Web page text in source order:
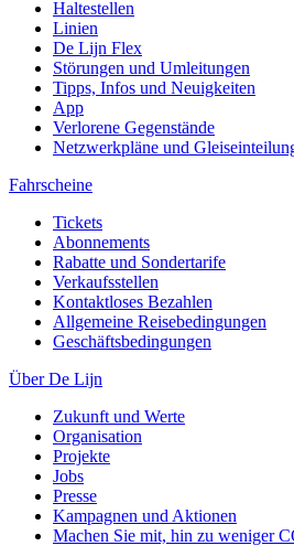
Haltestellen
Linien
De Lijn Flex
Störungen und Umleitungen
Tipps, Infos und Neuigkeiten
App
Verlorene Gegenstände
Netzwerkpläne und
Fahrscheine
Tickets
Abonnements
Rabatte und Sondertarife
Verkaufsstellen
Kontaktloses Bezahlen
Allgemeine Reisebedingungen
Geschäftsbedingungen
Über De Lijn
Zukunft und Werte
Organisation
Projekte
Jobs
Presse
Kampagnen und Aktionen
Machen Sie mit, hin zu weniger